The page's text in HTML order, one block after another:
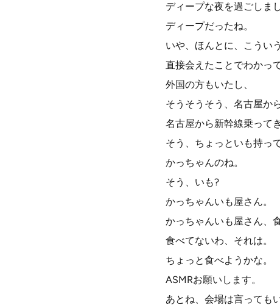
ディープな夜を過ごしまし
ディープだったね。
いや、ほんとに、こうい
直接会えたことでわかっ
外国の方もいたし、
そうそうそう、名古屋か
名古屋から新幹線乗って
そう、ちょっといも持っ
かっちゃんのね。
そう、いも?
かっちゃんいも屋さん。
かっちゃんいも屋さん、
食べてないわ、それは。
ちょっと食べようかな。
ASMRお願いします。
あとね、会場は言っても